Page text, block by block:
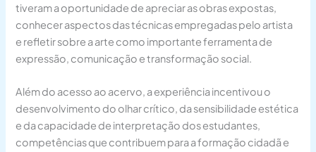
tiveram a oportunidade de apreciar as obras expostas,
conhecer aspectos das técnicas empregadas pelo artista
e refletir sobre a arte como importante ferramenta de
expressão, comunicação e transformação social.
Além do acesso ao acervo, a experiência incentivou o
desenvolvimento do olhar crítico, da sensibilidade estética
e da capacidade de interpretação dos estudantes,
competências que contribuem para a formação cidadã e